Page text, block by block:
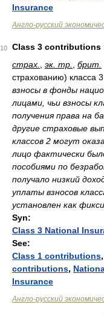
Insurance
Англо-русский
10
Class 3 contributions
страх.
эк. тр. брит.
страхованию) класса 3
взносы в фонды
лицами, чьи взносы
получения права на
другие страховые
классов 2 могут
лицо фактически
пособиями по
получало низкий
уплаты взносов
установлен как
Syn:
Class 3 National
See:
Class 1 contributions,
contributions,
Insurance
Англо-русский